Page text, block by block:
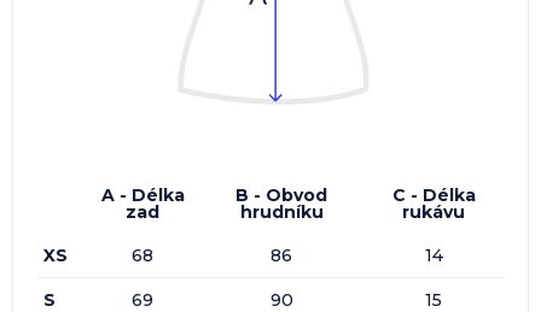
A - Délka
zad
B - Obvod
hrudníku
C - Délka
rukávu
XS
68 86 14
S 69 90 15